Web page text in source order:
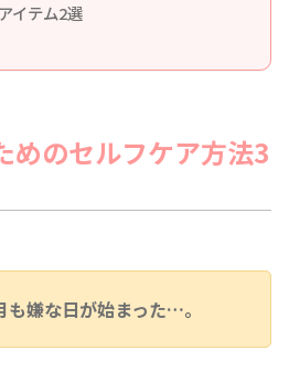
イテム2選
めのセルフケア方法3
も嫌な日が始まった…。